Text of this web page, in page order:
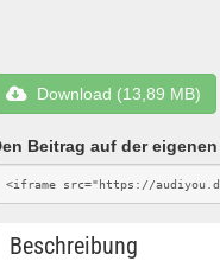
Download (13,89 MB)
Beitrag auf der
Beschreibung